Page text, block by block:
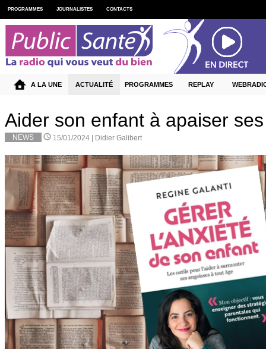
Aider son enfant à apaiser
NEWS 15/01/2024 | Didier Galibert
PROGRAMMES JOURNALISTES CONTACTS
A LA UNE ACTUALITÉ PROGRAMMES REPLAY